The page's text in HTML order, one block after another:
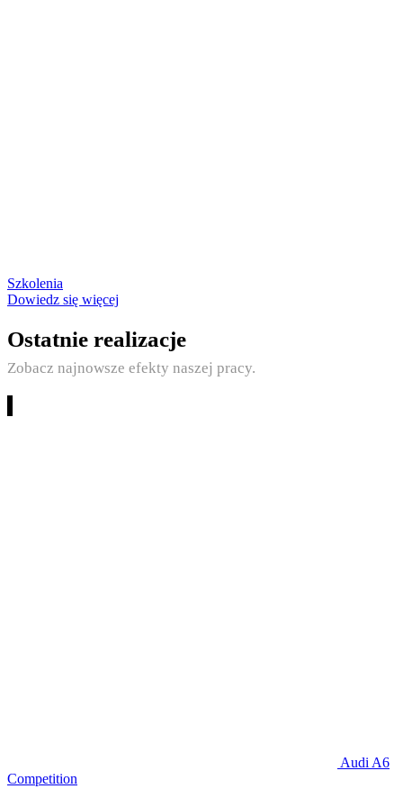
Szkolenia
Dowiedz się więcej
Ostatnie realizacje
Zobacz najnowsze efekty naszej pracy.
Audi A6
Competition